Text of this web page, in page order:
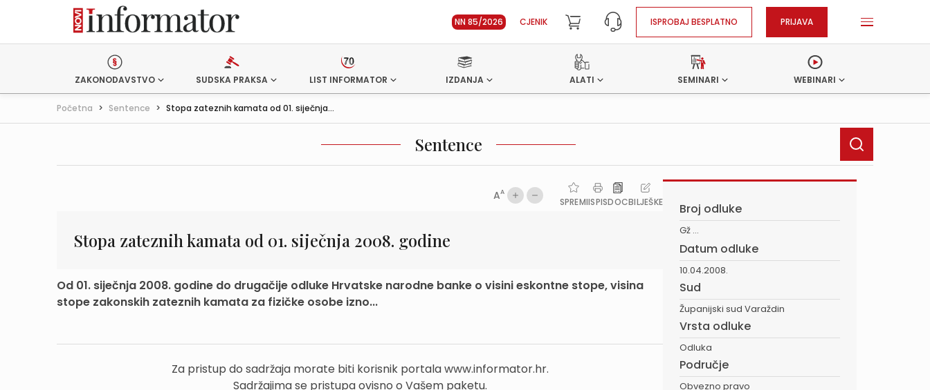
NN 85/2026 CJENIK ISPROBAJ BESPLATNO PRIJAVA
ZAKONODAVSTVO SUDSKA PRAKSA LIST INFORMATOR IZDANJA ALATI SEMINARI WEBINARI
Početna > Sentence > Stopa zateznih kamata od 01. siječnja...
Sentence
AA
SPREMIISPISDOCBILJEŠKE
Stopa zateznih kamata od 01. siječnja 2008. godine
Od 01. siječnja 2008. godine do drugačije odluke Hrvatske narodne banke o visini eskontne stope, visina
stope zakonskih zateznih kamata za fizičke osobe izno...
Za pristup do sadržaja morate biti korisnik portala www.informator.hr.
Sadržajima se pristupa ovisno o Vašem paketu.
Broj odluke
Gž ...
Datum odluke
10.04.2008.
Sud
Županijski sud Varaždin
Vrsta odluke
Odluka
Područje
Obvezno pravo